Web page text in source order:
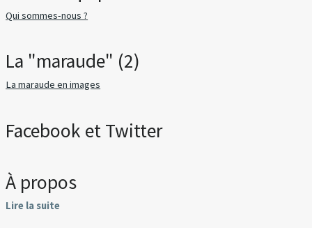
Qui sommes-nous ?
La "maraude" (2)
La maraude en images
Facebook et Twitter
À propos
Lire la suite